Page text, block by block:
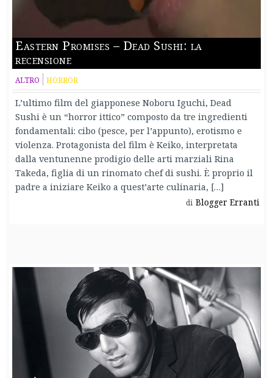
Eastern Promises – Dead Sushi: la
recensione
ALTRO HORROR
L’ultimo film del giapponese Noboru Iguchi, Dead
Sushi è un “horror ittico” composto da tre ingredienti
fondamentali: cibo (pesce, per l’appunto), erotismo e
violenza. Protagonista del film è Keiko, interpretata
dalla ventunenne prodigio delle arti marziali Rina
Takeda, figlia di un rinomato chef di sushi. È proprio il
padre a iniziare Keiko a quest’arte culinaria, […]
di Blogger Erranti